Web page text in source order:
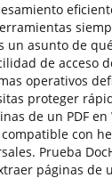
un asunto de
de acceso
operativos
proteger
de un PDF
con
Prueba
páginas de